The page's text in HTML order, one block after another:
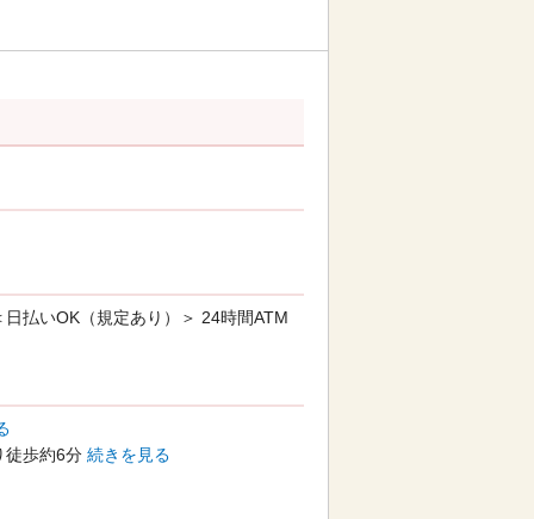
払いOK（規定あり）＞ 24時間ATM
徒歩約6分 続きを見る